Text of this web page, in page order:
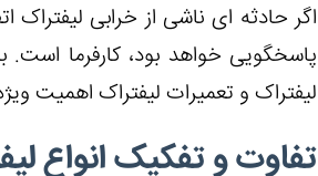
اگر حادثه ای ناشی از خرابی
پاسخگویی خواهد بود، کارفرما است.
لیفتراک و تعمیرات لیفتراک اهمیت
تفاوت و تفکیک انواع